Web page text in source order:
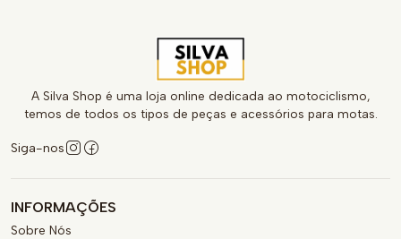
A Silva Shop é uma loja online dedicada ao motociclismo,
temos de todos os tipos de peças e acessórios para motas.
Siga-nos
INFORMAÇÕES
Sobre Nós